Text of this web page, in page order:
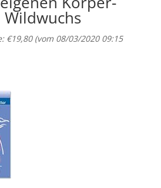
€19,80(vom 08/03/2020 09:15